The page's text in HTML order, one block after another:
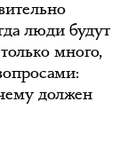
люди будут
много,
должен